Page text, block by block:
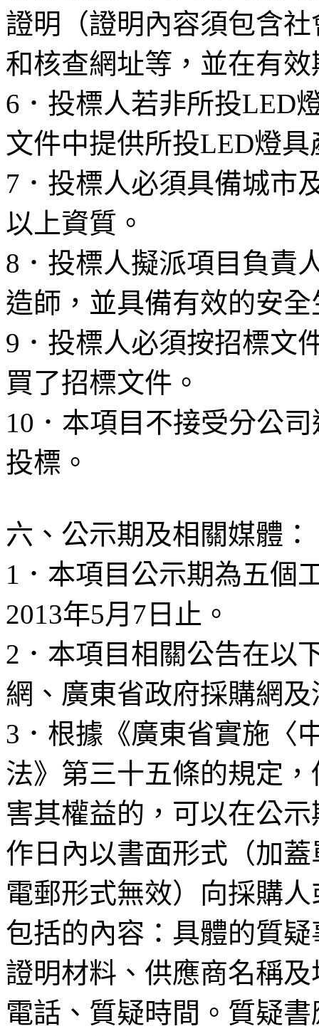
證明（證明內容須包含
和核查網址等，並在有
6 ．投標人若非所投LED
文件中提供所投LED燈具
7 ．投標人必須具備城市
以上資質。
8 ．投標人擬派項目負責
造師，並具備有效的安
9 ．投標人必須按招標文
買了招標文件。
10 ．本項目不接受分公
投標。
六、公示期及相關媒體：
1 ．本項目公示期為五個
2013年5月 7 日止。
2 ．本項目相關公告在以
網、廣東省政府採購網
3 ．根據《廣東省實施〈
法》第三十五條的規定
害其權益的，可以在公
作日內以書面形式（加
電郵形式無效）向採購
包括的內容：具體的質
證明材料、供應商名稱
電話、質疑時間。質疑